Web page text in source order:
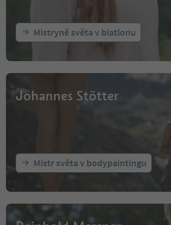
Mistryně světa v biatlonu
Johannes Stötter
Mistr světa v bodypaintingu